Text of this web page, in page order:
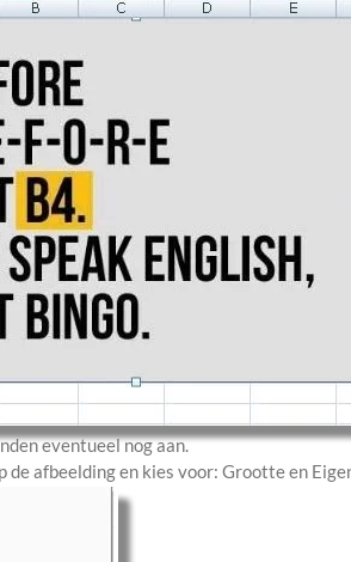
eventueel nog aan.
de afbeelding en kies voor: Grootte en